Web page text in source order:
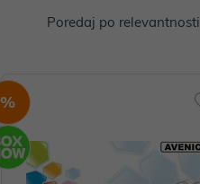
Poredaj po relevantnosti
%